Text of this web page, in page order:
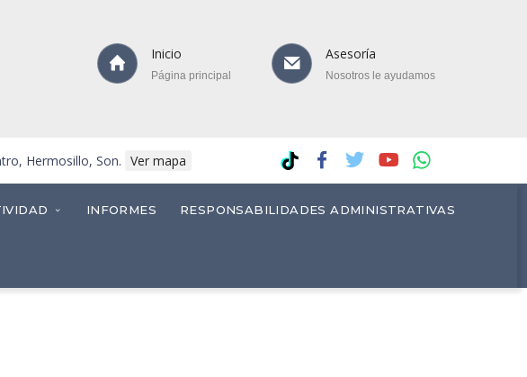
Inicio
Página principal
Asesoría
Nosotros le ayudamos
Hermosillo, Son. Ver mapa
INFORMES RESPONSABILIDADES ADMINISTRATIVAS